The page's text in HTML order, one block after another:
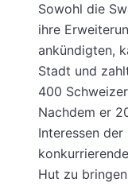
Sowohl die
ihre
ankündigten,
Stadt und
400
Nachdem er
Interessen
Hut zu